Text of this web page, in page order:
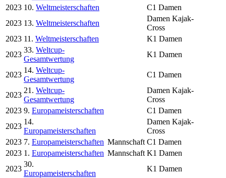
2023 10. Weltmeisterschaften
C1 Damen
2023 13. Weltmeisterschaften
Damen Kajak-
Cross
2023 11. Weltmeisterschaften
K1 Damen
2023
33. Weltcup-
Gesamtwertung
K1 Damen
2023
14. Weltcup-
Gesamtwertung
C1 Damen
2023
21. Weltcup-
Gesamtwertung
Damen Kajak-
Cross
2023 9. Europameisterschaften
C1 Damen
2023
14.
Europameisterschaften
Damen Kajak-
Cross
2023 7. Europameisterschaften Mannschaft C1 Damen
2023 1. Europameisterschaften Mannschaft K1 Damen
2023
30.
Europameisterschaften
K1 Damen